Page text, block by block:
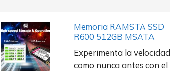
Memoria RAMSTA SSD
R600 512GB MSATA
Experimenta la velocidad
como nunca antes con el